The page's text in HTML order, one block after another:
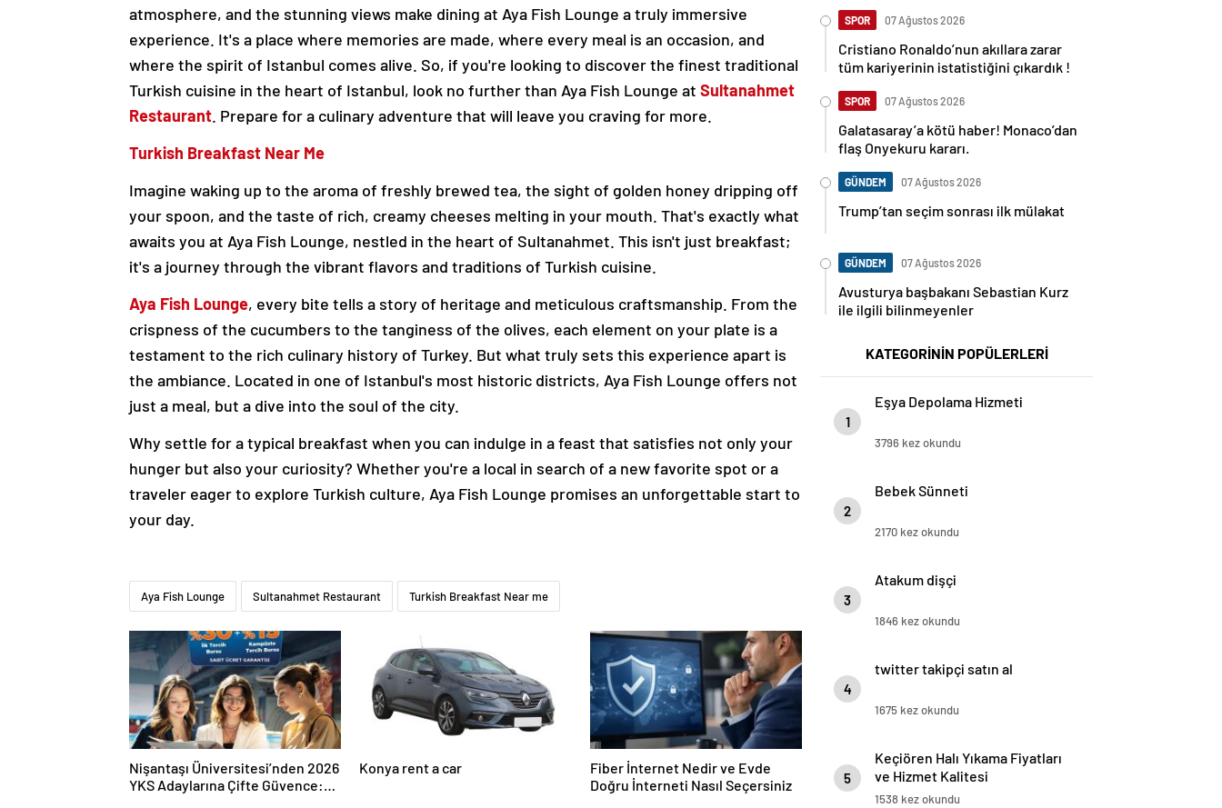
atmosphere, and the stunning views make dining at Aya Fish Lounge a truly immersive
experience. It's a place where memories are made, where every meal is an occasion, and
where the spirit of Istanbul comes alive. So, if you're looking to discover the finest traditional
Turkish cuisine in the heart of Istanbul, look no further than Aya Fish Lounge at Sultanahmet
Restaurant. Prepare for a culinary adventure that will leave you craving for more.
Turkish Breakfast Near Me
Imagine waking up to the aroma of freshly brewed tea, the sight of golden honey dripping off
your spoon, and the taste of rich, creamy cheeses melting in your mouth. That's exactly what
awaits you at Aya Fish Lounge, nestled in the heart of Sultanahmet. This isn't just breakfast;
it's a journey through the vibrant flavors and traditions of Turkish cuisine.
Aya Fish Lounge, every bite tells a story of heritage and meticulous craftsmanship. From the
crispness of the cucumbers to the tanginess of the olives, each element on your plate is a
testament to the rich culinary history of Turkey. But what truly sets this experience apart is
the ambiance. Located in one of Istanbul's most historic districts, Aya Fish Lounge offers not
just a meal, but a dive into the soul of the city.
Why settle for a typical breakfast when you can indulge in a feast that satisfies not only your
hunger but also your curiosity? Whether you're a local in search of a new favorite spot or a
traveler eager to explore Turkish culture, Aya Fish Lounge promises an unforgettable start to
your day.
Aya Fish Lounge Sultanahmet Restaurant Turkish Breakfast Near me
Nişantaşı Üniversitesi’nden 2026
YKS Adaylarına Çifte Güvence:
Konya rent a car
Fiber İnternet Nedir ve Evde
Doğru İnterneti Nasıl Seçersiniz
SPOR 07 Ağustos 2026
Cristiano Ronaldo’nun akıllara zarar
tüm kariyerinin istatistiğini çıkardık !
SPOR 07 Ağustos 2026
Galatasaray’a kötü haber! Monaco’dan
flaş Onyekuru kararı.
GÜNDEM 07 Ağustos 2026
Trump’tan seçim sonrası ilk mülakat
GÜNDEM 07 Ağustos 2026
Avusturya başbakanı Sebastian Kurz
ile ilgili bilinmeyenler
KATEGORİNİN POPÜLERLERİ
1
Eşya Depolama Hizmeti
3796 kez okundu
2
Bebek Sünneti
2170 kez okundu
3
Atakum dişçi
1846 kez okundu
4
twitter takipçi satın al
1675 kez okundu
5
Keçiören Halı Yıkama Fiyatları
ve Hizmet Kalitesi
1538 kez okundu